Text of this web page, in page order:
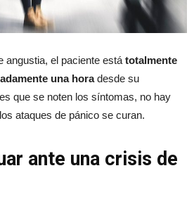
angustia, el paciente está totalmente
una horadesde su
que se noten los síntomas, no hay
ataques de pánico se curan.
ante una crisis de